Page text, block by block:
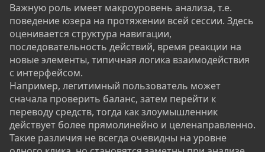
Важную роль имеет макроуровень анализа, т.е.
поведение юзера на протяжении всей сессии. Здесь
оценивается структура навигации,
последовательность действий, время реакции на
новые элементы, типичная логика взаимодействия
с интерфейсом.
Например, легитимный пользователь может
сначала проверить баланс, затем перейти к
переводу средств, тогда как злоумышленник
действует более прямолинейно и целенаправленно.
Такие различия не всегда очевидны на уровне